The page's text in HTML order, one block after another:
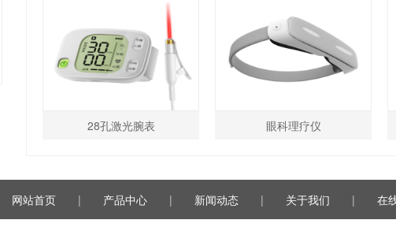
28孔激光腕表 眼科理疗仪
网站首页 | 产品中心 | 新闻动态 | 关于我们 | 在